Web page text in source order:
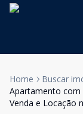
Home
Buscar
Apartamento com
Venda e Locação